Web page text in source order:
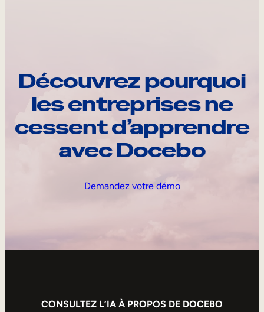
Découvrez pourquoi
les entreprises ne
cessent d’apprendre
avec Docebo
Demandez votre démo
CONSULTEZ L’IA À PROPOS DE DOCEBO